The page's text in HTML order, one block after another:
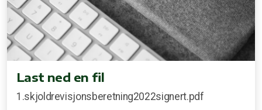
Last ned en fil
1.skjoldrevisjonsberetning2022signert.pdf